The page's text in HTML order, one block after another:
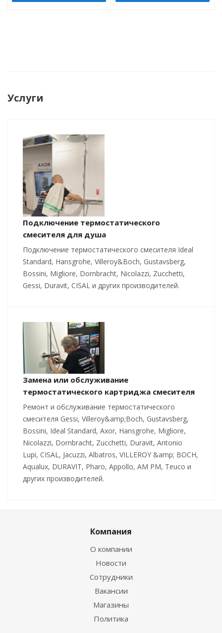
Услуги
Подключение термостатического
смесителя для душа
Подключение термостатического смесителя Ideal
Standard, Hansgrohe, Villeroy&Boch, Gustavsberg,
Bossini, Migliore, Dornbracht, Nicolazzi, Zucchetti,
Gessi, Duravit, CISAL и других производителей.
Замена или обслуживание
термостатического картриджа смесителя
Ремонт и обслуживание термостатического
смесителя Gessi, Villeroy&amp;Boch, Gustavsberg,
Bossini, Ideal Standard, Axor, Hansgrohe, Migliore,
Nicolazzi, Dornbracht, Zucchetti, Duravit, Antonio
Lupi, CISAL, Jacuzzi, Albatros, VILLEROY &amp; BOCH,
Aqualux, DURAVIT, Pharo, Appollo, AM PM, Teuco и
других производителей.
Компания
О компании
Новости
Сотрудники
Вакансии
Магазины
Политика